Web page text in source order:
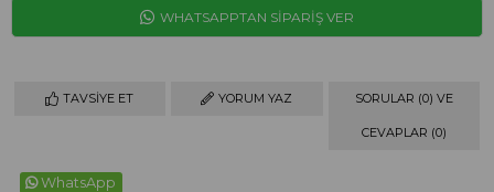
WHATSAPPTAN SİPARİŞ VER
TAVSIYE ET YORUM YAZ SORULAR (0) VE
CEVAPLAR (0)
WhatsApp